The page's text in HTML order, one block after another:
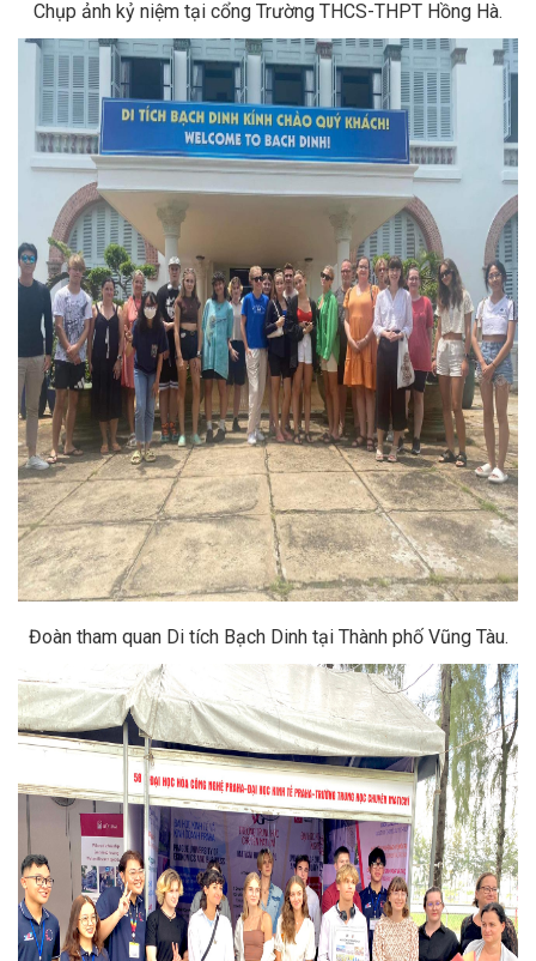
Chụp ảnh kỷ niệm tại cổng Trường THCS-THPT Hồng Hà.
Đoàn tham quan Di tích Bạch Dinh tại Thành phố Vũng Tàu.